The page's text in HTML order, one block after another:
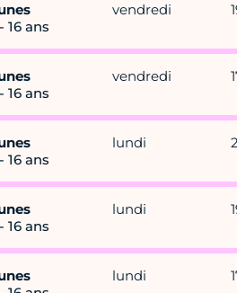
16 ans
vendredi
16 ans
vendredi
16 ans
lundi
16 ans
lundi
lundi